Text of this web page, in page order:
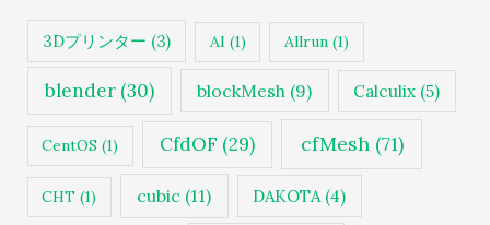
3Dプリンター (3) AI (1) Allrun(1)
blender(30) blockMesh (9) Calculix (5)
CentOS (1) CfdOF (29) cfMesh(71)
CHT (1) cubic (11) DAKOTA(4)